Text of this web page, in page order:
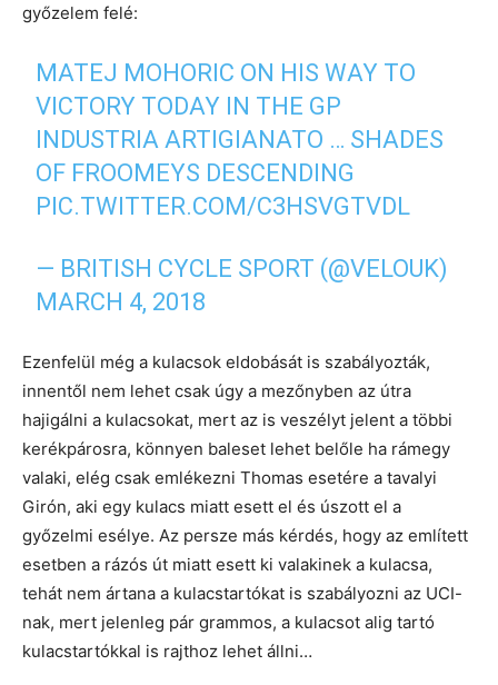
győzelem felé:
MATEJ MOHORIC ON HIS WAY TO
VICTORY TODAY IN THE GP
INDUSTRIA ARTIGIANATO … SHADES
OF FROOMEYS DESCENDING
PIC.TWITTER.COM/C3HSVGTVDL
— BRITISH CYCLE SPORT (@VELOUK)
MARCH 4, 2018
Ezenfelül még a kulacsok eldobását is szabályozták,
innentől nem lehet csak úgy a mezőnyben az útra
hajigálni a kulacsokat, mert az is veszélyt jelent a többi
kerékpárosra, könnyen baleset lehet belőle ha rámegy
valaki, elég csak emlékezni Thomas esetére a tavalyi
Girón, aki egy kulacs miatt esett el és úszott el a
győzelmi esélye. Az persze más kérdés, hogy az említett
esetben a rázós út miatt esett ki valakinek a kulacsa,
tehát nem ártana a kulacstartókat is szabályozni az UCI-
nak, mert jelenleg pár grammos, a kulacsot alig tartó
kulacstartókkal is rajthoz lehet állni…